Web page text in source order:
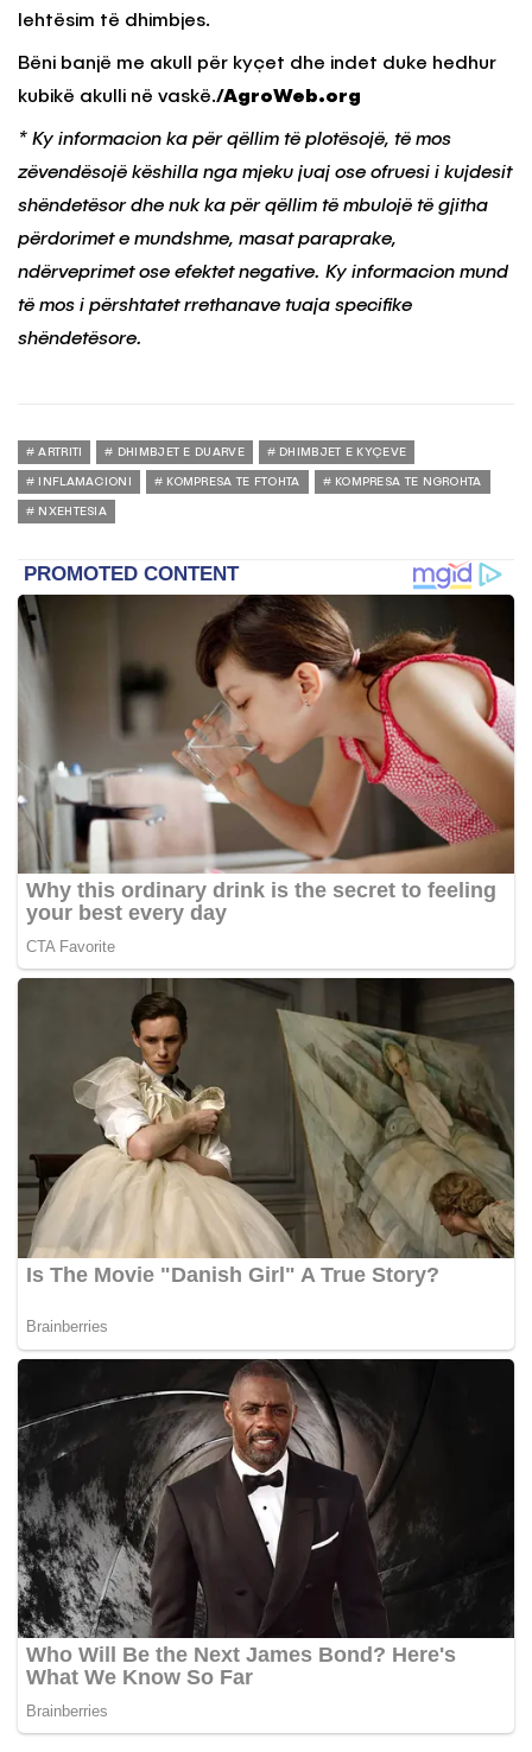
lehtësim të dhimbjes.
Bëni banjë me akull për kyçet dhe indet duke hedhur
kubikë akulli në vaskë./AgroWeb.org
* Ky informacion ka për qëllim të plotësojë, të mos
zëvendësojë këshilla nga mjeku juaj ose ofruesi i kujdesit
shëndetësor dhe nuk ka për qëllim të mbulojë të gjitha
përdorimet e mundshme, masat paraprake,
ndërveprimet ose efektet negative. Ky informacion mund
të mos i përshtatet rrethanave tuaja specifike
shëndetësore.
ARTRITI DHIMBJET E DUARVE DHIMBJET E KYÇEVE
INFLAMACIONI KOMPRESA TE FTOHTA KOMPRESA TE NGROHTA
NXEHTESIA